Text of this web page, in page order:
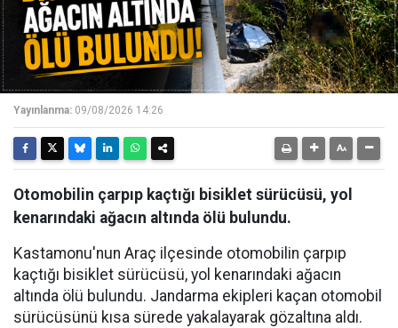
Yayınlanma: 09/08/2026 14:26
Otomobilin çarpıp kaçtığı bisiklet sürücüsü, yol
kenarındaki ağacın altında ölü bulundu.
Kastamonu'nun Araç ilçesinde otomobilin çarpıp
kaçtığı bisiklet sürücüsü, yol kenarındaki ağacın
altında ölü bulundu. Jandarma ekipleri kaçan otomobil
sürücüsünü kısa sürede yakalayarak gözaltına aldı.